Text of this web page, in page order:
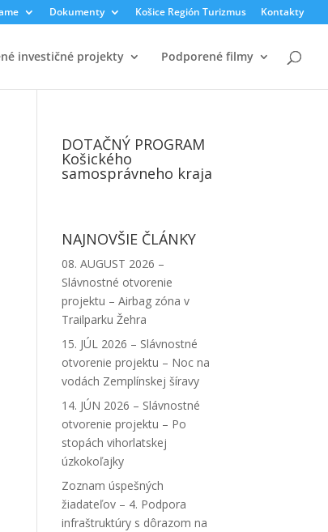
Dokumenty Košice Región Turizmus Kontakty
investičné projekty Podporené filmy
DOTAČNÝ PROGRAM
Košického
samosprávneho kraja
NAJNOVŠIE ČLÁNKY
08. AUGUST 2026 –
Slávnostné otvorenie
projektu – Airbag zóna v
Trailparku Žehra
15. JÚL 2026 – Slávnostné
otvorenie projektu – Noc na
vodách Zemplínskej šíravy
14. JÚN 2026 – Slávnostné
otvorenie projektu – Po
stopách vihorlatskej
úzkokoľajky
Zoznam úspešných
žiadateľov – 4. Podpora
infraštruktúry s dôrazom na